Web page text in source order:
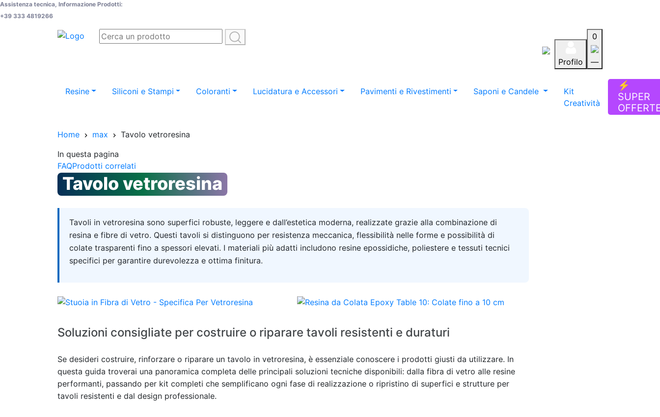
Assistenza tecnica, Informazione Prodotti:
+39 333 4819266
Profilo
0
—
Resine Siliconi e Stampi Coloranti Lucidatura e Accessori Pavimenti e Rivestimenti Saponi e Candele
Kit
Creatività
⚡
SUPER
Home max
Tavolo vetroresina
In questa pagina
FAQProdotti correlati
Tavolo vetroresina
Quick answer
Tavoli in vetroresina sono superfici robuste, leggere e dall’estetica moderna, realizzate grazie alla combinazione di
resina e fibre di vetro. Questi tavoli si distinguono per resistenza meccanica, flessibilità nelle forme e possibilità di
colate trasparenti fino a spessori elevati. I materiali più adatti includono resine epossidiche, poliestere e tessuti tecnici
specifici per garantire durevolezza e ottima finitura.
Soluzioni consigliate per costruire o riparare tavoli resistenti e duraturi
Se desideri costruire, rinforzare o riparare un tavolo in vetroresina, è essenziale conoscere i prodotti giusti da utilizzare. In
questa guida troverai una panoramica completa delle principali soluzioni tecniche disponibili: dalla fibra di vetro alle resine
performanti, passando per kit completi che semplificano ogni fase di realizzazione o ripristino di superfici e strutture per
tavoli resistenti e dal design professionale.